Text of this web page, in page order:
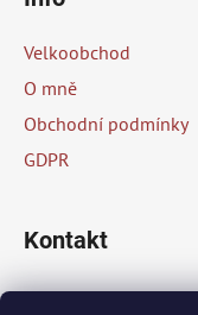
Velkoobchod
O mně
Obchodní podmínky
GDPR
Kontakt